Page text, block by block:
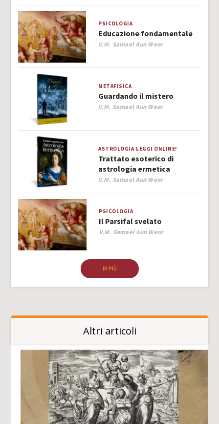
PSICOLOGIA
Educazione fondamentale
Author
V.M. Samael Aun Weor
METAFISICA
Guardando il mistero
Author
V.M. Samael Aun Weor
ASTROLOGIA LEGGI ONLINE!
Trattato esoterico di
astrologia ermetica
Author
V.M. Samael Aun Weor
PSICOLOGIA
Il Parsifal svelato
Author
V.M. Samael Aun Weor
DI PIÙ
Altri articoli